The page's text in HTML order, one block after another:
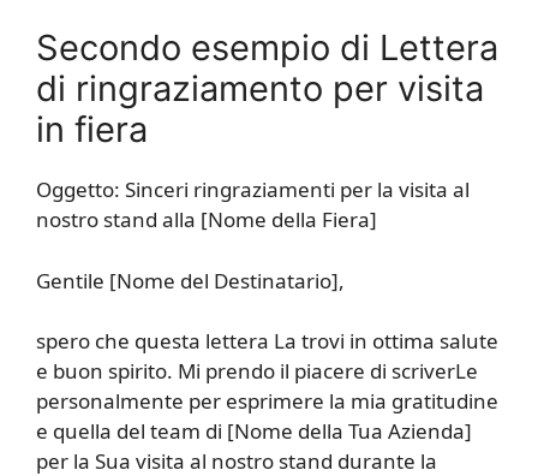
Secondo esempio di Lettera
di ringraziamento per visita
in fiera
Oggetto: Sinceri ringraziamenti per la visita al
nostro stand alla [Nome della Fiera]
Gentile [Nome del Destinatario],
spero che questa lettera La trovi in ottima salute
e buon spirito. Mi prendo il piacere di scriverLe
personalmente per esprimere la mia gratitudine
e quella del team di [Nome della Tua Azienda]
per la Sua visita al nostro stand durante la